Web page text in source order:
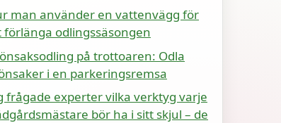
man använder en vattenvägg för
förlänga odlingssäsongen
på trottoaren: Odla
i en parkeringsremsa
frågade experter vilka verktyg varje
bör ha i sitt skjul – de